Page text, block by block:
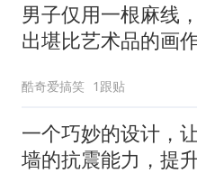
男子仅用一根麻线
出堪比艺术品的画
酷奇爱搞笑 1跟贴
一个巧妙的设计，
墙的抗震能力，提